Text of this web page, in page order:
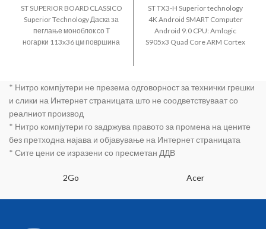
ST SUPERIOR BOARD CLASSICO
Superior Technology Даска за
пеглање моноблок со Т
ногарки 113x36 цм површина
ST TX3-H Superior technology
4K Android SMART Computer
Android 9.0 CPU: Amlogic
S905x3 Quad Core ARM Cortex
Memory 64GB ROM Memory
Hardware decoding to 4K/2K
Remote controller Black color
* Нитро компјутери не презема одговорност за технички грешки
и слики на Интернет страницата што не соодветствуваат со
реалниот производ
* Нитро компјутери го задржува правото за промена на цените
без претходна најава и објавување на Интернет страницата
* Сите цени се изразени со пресметан ДДВ
2Go Acer